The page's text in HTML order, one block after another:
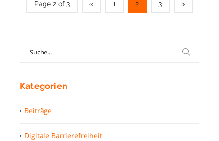
Page 2 of 3 « 1 2 3 »
Kategorien
Beiträge
Digitale Barrierefreiheit